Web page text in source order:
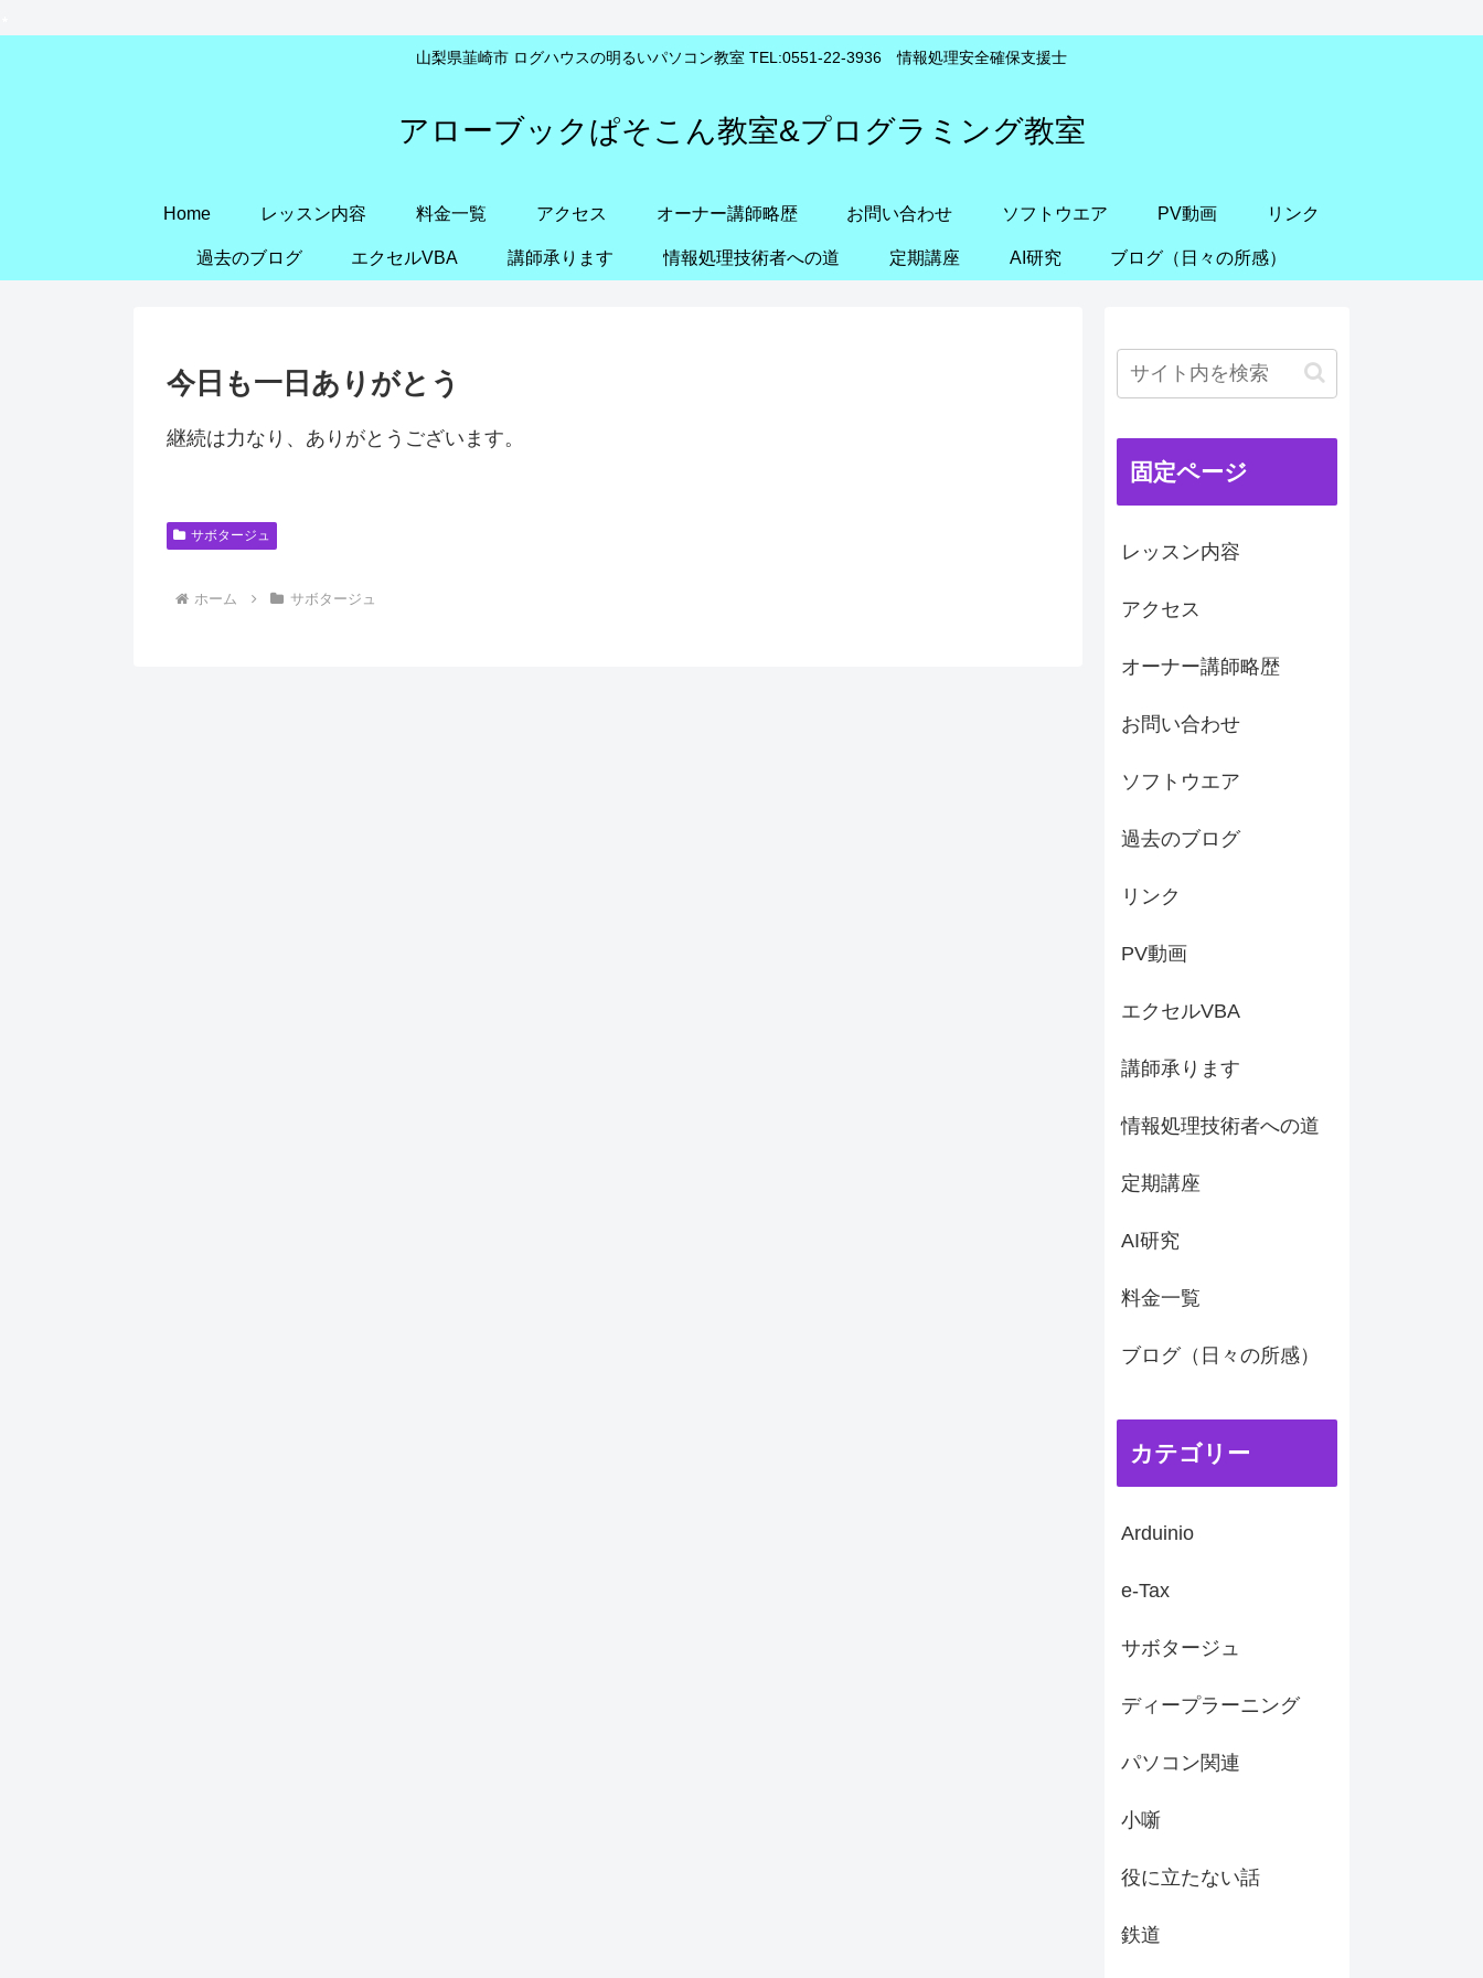
山梨県韮崎市 ログハウスの明るいパソコン教室 TEL:0551-22-3936 情報処理安全確保支援士
アローブックぱそこん教室&プログラミング教室
Home レッスン内容 料金一覧 アクセス オーナー講師略歴 お問い合わせ ソフトウエア PV動画 リンク
過去のブログ エクセルVBA 講師承ります 情報処理技術者への道 定期講座 AI研究 ブログ（日々の所感）
今日も一日ありがとう
継続は力なり、ありがとうございます。
サボタージュ
ホーム サボタージュ
固定ページ
レッスン内容
アクセス
オーナー講師略歴
お問い合わせ
ソフトウエア
過去のブログ
リンク
PV動画
エクセルVBA
講師承ります
情報処理技術者への道
定期講座
AI研究
料金一覧
ブログ（日々の所感）
カテゴリー
Arduinio
e-Tax
サボタージュ
ディープラーニング
パソコン関連
小噺
役に立たない話
鉄道